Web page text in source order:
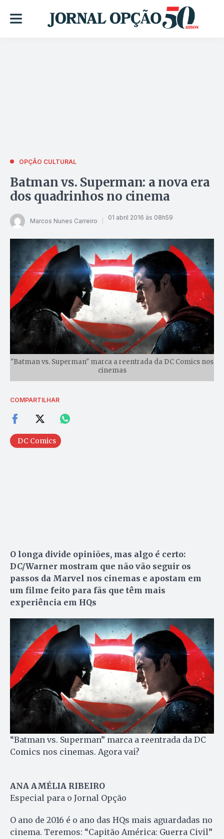
OPÇÃO CULTURAL
Batman vs. Superman: a nova era
dos quadrinhos no cinema
Marcos Nunes Carreiro 01 abril 2016 às 08h59
"Batman vs. Superman" marca a reentrada da DC Comics nos
cinemas
COMPARTILHAR
DC Comics
O longa divide opiniões, mas algo é certo:
DC/Warner mostram que não vão seguir os
passos da Marvel nos cinemas e apostam em
um filme feito para fãs que têm mais
experiência em HQs
“Batman vs. Superman” marca a reentrada da DC
Comics nos cinemas. Agora vai?
ANA AMÉLIA RIBEIRO
Especial para o Jornal Opção
O ano de 2016 é o ano das HQs mais aguardadas no
cinema. Teremos: “Capitão América: Guerra Civil”